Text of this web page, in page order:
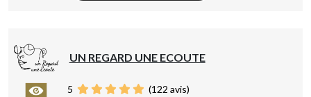
UN REGARD UNE ECOUTE
5 (122 avis)